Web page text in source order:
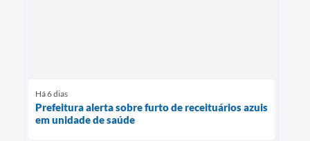
Há 6 dias
Prefeitura alerta sobre furto de receituários azuis
em unidade de saúde